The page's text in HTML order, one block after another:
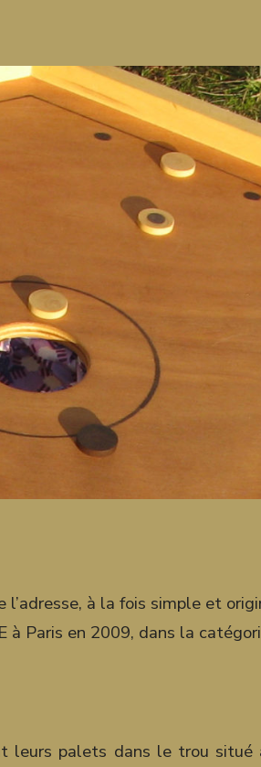
à la fois simple et
à Paris en 2009, dans la
leurs palets dans le trou situé